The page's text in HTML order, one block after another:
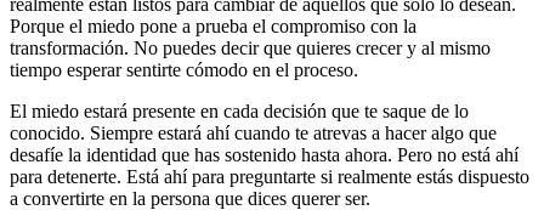
Porque el miedo pone a prueba el compromiso con la
transformación. No puedes decir que quieres crecer y al mismo
tiempo esperar sentirte cómodo en el proceso.
El miedo estará presente en cada decisión que te saque de lo
conocido. Siempre estará ahí cuando te atrevas a hacer algo que
desafíe la identidad que has sostenido hasta ahora. Pero no está ahí
para detenerte. Está ahí para preguntarte si realmente estás dispuesto
a convertirte en la persona que dices querer ser.